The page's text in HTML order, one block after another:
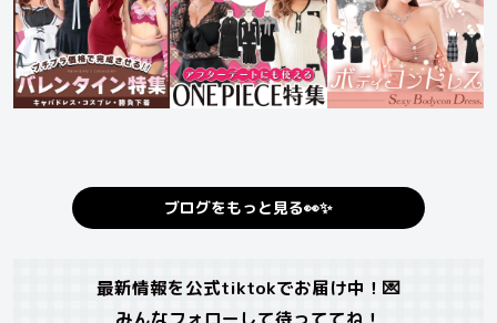
ブログをもっと見る👀✨
最新情報を公式tiktokでお届け中！💌